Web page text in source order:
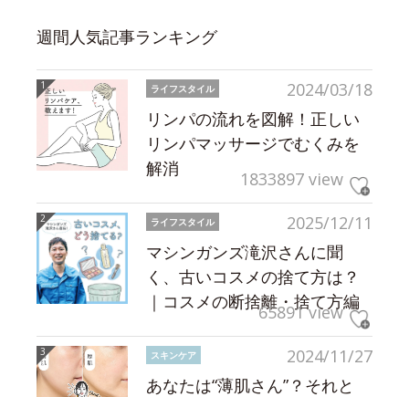
週間人気記事ランキング
2024/03/18
ライフスタイル
リンパの流れを図解！正しい
リンパマッサージでむくみを
解消
1833897 view
2025/12/11
ライフスタイル
マシンガンズ滝沢さんに聞
く、古いコスメの捨て方は？
｜コスメの断捨離・捨て方編
65891 view
2024/11/27
スキンケア
あなたは“薄肌さん”？それと